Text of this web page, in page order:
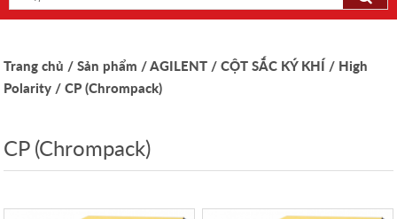
Trang chủ / Sản phẩm / AGILENT / CỘT SẮC KÝ KHÍ / High
Polarity / CP (Chrompack)
CP (Chrompack)